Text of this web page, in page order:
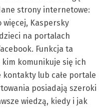
strony internetowe:
więcej, Kaspersky
na portalach
Funkcja ta
komunikuje się ich
kontakty lub całe portale
posiadają szeroki
wiedzą, kiedy i jak